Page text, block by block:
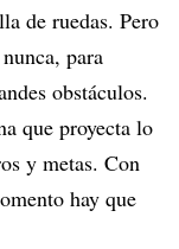
de ruedas. Pero
para
obstáculos.
que proyecta lo
y metas. Con
hay que